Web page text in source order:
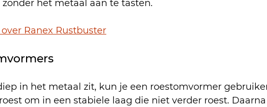
zonder het metaal aan te tasten.
Ranex Rustbuster
in het metaal zit, kun je een roestomvormer
om in een stabiele laag die niet verder roest.